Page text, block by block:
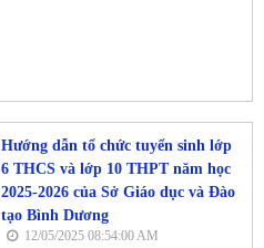
Hướng dẫn tổ chức tuyển sinh lớp
6 THCS và lớp 10 THPT năm học
2025-2026 của Sở Giáo dục và Đào
tạo Bình Dương
12/05/2025 08:54:00 AM